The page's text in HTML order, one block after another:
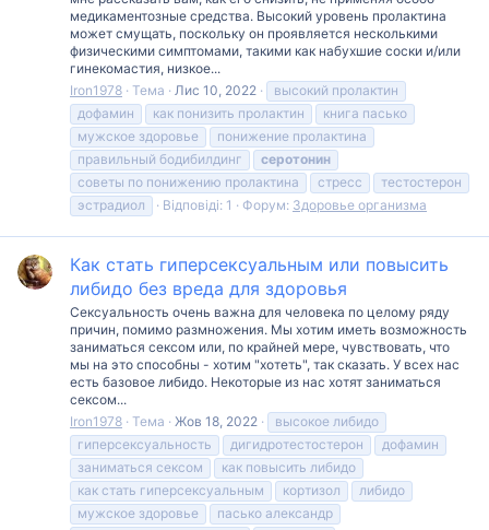
медикаментозные средства. Высокий уровень пролактина
может смущать, поскольку он проявляется несколькими
физическими симптомами, такими как набухшие соски и/или
гинекомастия, низкое...
Iron1978 Тема Лис 10, 2022
высокий пролактин
дофамин
как понизить пролактин
книга пасько
мужское здоровье
понижение пролактина
правильный бодибилдинг
серотонин
советы по понижению пролактина
стресс
тестостерон
эстрадиол
Відповіді: 1 Форум: Здоровье организма
Как стать гиперсексуальным или повысить
либидо без вреда для здоровья
Сексуальность очень важна для человека по целому ряду
причин, помимо размножения. Мы хотим иметь возможность
заниматься сексом или, по крайней мере, чувствовать, что
мы на это способны - хотим "хотеть", так сказать. У всех нас
есть базовое либидо. Некоторые из нас хотят заниматься
сексом...
Iron1978 Тема Жов 18, 2022
высокое либидо
гиперсексуальность
дигидротестостерон
дофамин
заниматься сексом
как повысить либидо
как стать гиперсексуальным
кортизол
либидо
мужское здоровье
пасько александр